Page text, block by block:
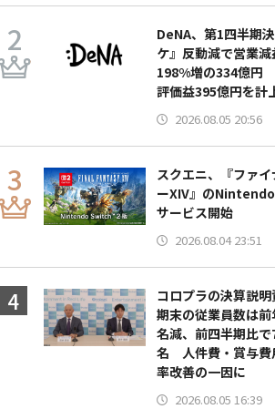
DeNA、第1四半期
ケ』反動減で営業
198%増の334億円
評価益395億円を計
2026.08.05 20:56
スクエニ、『ファ
ーXIV』の
サービス開始
2026.08.04 23:51
コロプラの決算説
期末の従業員数は
名減、前四半期比
名 人件費・賞与費
率改善の一因に
2026.08.05 16:39